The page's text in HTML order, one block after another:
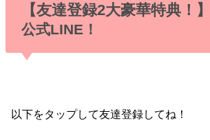
【友達登録2大豪華特典！】
公式LINE！
以下をタップして友達登録してね！